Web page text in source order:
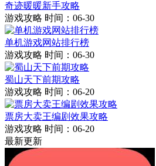
奇迹暖暖新手攻略
游戏攻略 时间：06-30
单机游戏网站排行榜
游戏攻略 时间：06-30
蜀山天下前期攻略
游戏攻略 时间：06-20
票房大卖王编剧效果攻略
游戏攻略 时间：06-20
最新更新